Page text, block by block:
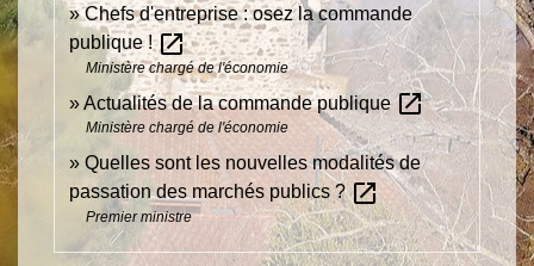
Chefs d'entreprise : osez la commande
publique !open_in_new
Ministère chargé de l'économie
Actualités de la commande publiqueopen_in_new
Ministère chargé de l'économie
Quelles sont les nouvelles modalités de
passation des marchés publics ?open_in_new
Premier ministre